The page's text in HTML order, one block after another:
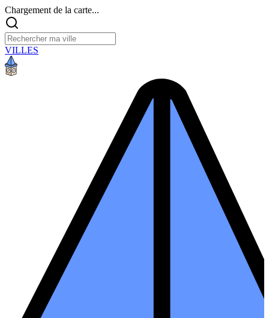
Chargement de la carte...
VILLES